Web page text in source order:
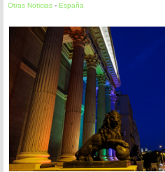
Otras Noticias - España